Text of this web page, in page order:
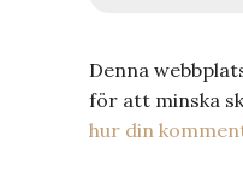
Denna
för att minska
hur din